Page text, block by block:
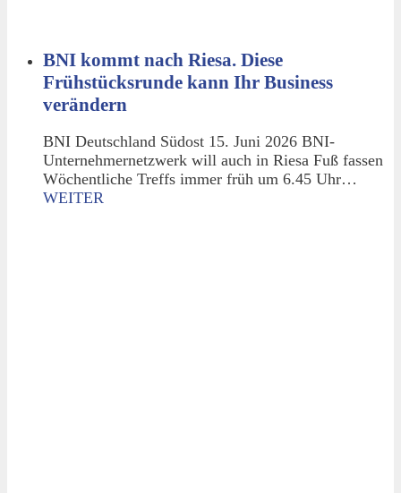
BNI kommt nach Riesa. Diese
Frühstücksrunde kann Ihr Business
verändern
BNI Deutschland Südost 15. Juni 2026 BNI-
Unternehmernetzwerk will auch in Riesa Fuß fassen
Wöchentliche Treffs immer früh um 6.45 Uhr…
WEITER